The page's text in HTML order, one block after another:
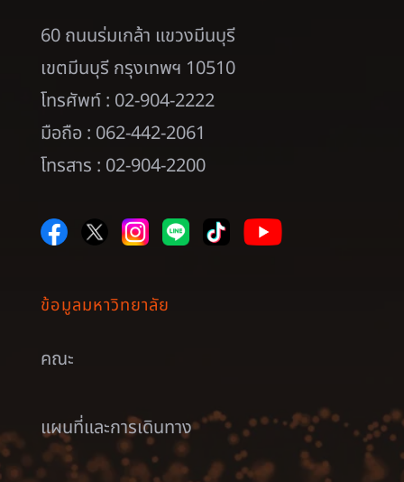
60 ถนนร่มเกล้า แขวงมีนบุรี
เขตมีนบุรี กรุงเทพฯ 10510
โทรศัพท์ : 02-904-2222
มือถือ : 062-442-2061
โทรสาร : 02-904-2200
ข้อมูลมหาวิทยาลัย
คณะ
แผนที่และการเดินทาง